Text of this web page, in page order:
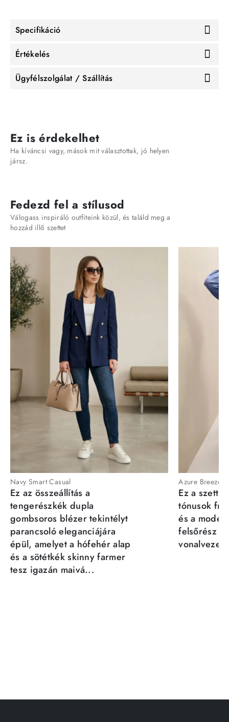
Specifikáció
Értékelés
Ügyfélszolgálat / Szállítás
Ez is érdekelhet
Ha kíváncsi vagy, mások mit választottak, jó helyen
jársz.
Fedezd fel a stílusod
Válogass inspiráló outfiteink közül, és találd meg a
hozzád illő szettet
Navy Smart Casual
Ez az összeállítás a
tengerészkék dupla
gombsoros blézer tekintélyt
parancsoló eleganciájára
épül, amelyet a hófehér alap
és a sötétkék skinny farmer
tesz igazán maivá...
Azure Breeze
Ez a szett
tónusok
és a
felsőrész